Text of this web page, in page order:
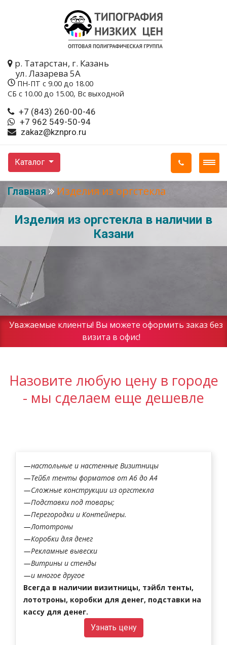
р. Татарстан, г. Казань
ул. Лазарева 5A
ПН-ПТ с 9.00 до 18.00
СБ с 10.00 до 15.00, Вс выходной
+7 (843) 260-00-46
+7 962 549-50-94
zakaz@kznpro.ru
Каталог
Главная Изделия из оргстекла
Изделия из оргстекла в наличии в
Казани
Уважаемые клиенты! Вы можете оформить заказ без
визита в офис!
Назовите любую цену в городе
- мы сделаем еще дешевле
настольные и настенные Визитницы
Тейбл тенты форматов от А6 до А4
Сложные конструкции из оргстекла
Подставки под товары;
Перегородки и Контейнеры.
Лототроны
Коробки для денег
Рекламные вывески
Витрины и стенды
и многое другое
Всегда в наличии визитницы, тэйбл тенты,
лототроны, коробки для денег, подставки на
кассу для денег.
Узнать цену